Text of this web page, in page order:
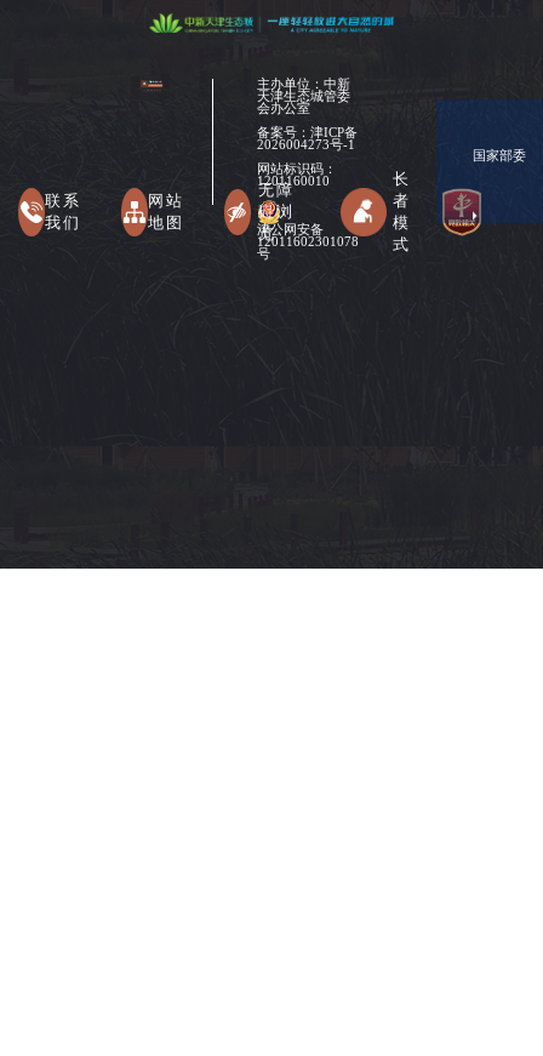
主办单位：中新
天津生态城管委
会办公室
备案号： 津ICP备
2026004273号-1
网站标识码：
1201160010
津公网安备
12011602301078
号
联系
我们
网站
地图
无障
碍浏
览
长
者
模
式
国家部委